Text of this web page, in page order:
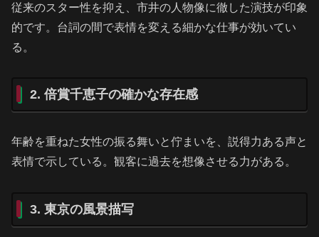
従来のスター性を抑え、市井の人物像に徹した演技が印象
的です。台詞の間で表情を変える細かな仕事が効いてい
る。
2. 倍賞千恵子の確かな存在感
年齢を重ねた女性の振る舞いと佇まいを、説得力ある声と
表情で示している。観客に過去を想像させる力がある。
3. 東京の風景描写